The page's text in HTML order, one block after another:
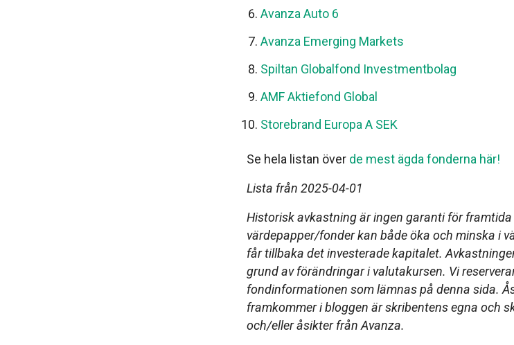
Avanza Auto 6
Avanza Emerging Markets
Spiltan Globalfond Investmentbolag
AMF Aktiefond Global
Storebrand Europa A SEK
Se hela listan över de mest ägda fonderna här!
Lista från 2025-04-01
Historisk avkastning är ingen garanti för
värdepapper/fonder kan både öka och minska i
får tillbaka det investerade kapitalet.
grund av förändringar i valutakursen. Vi
fondinformationen som lämnas på denna sida.
framkommer i bloggen är skribentens egna och
och/eller åsikter från Avanza.